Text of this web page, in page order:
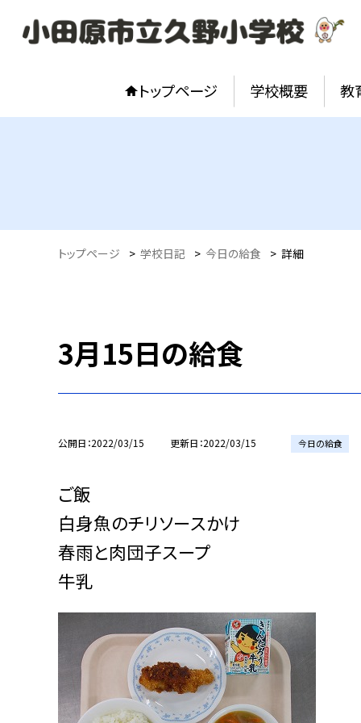
トップページ 学校概要 教
トップページ > 学校日記 > 今日の給食 > 詳細
3月15日の給食
公開日 2022/03/15 更新日 2022/03/15 今日の給食
ご飯
白身魚のチリソースかけ
春雨と肉団子スープ
牛乳